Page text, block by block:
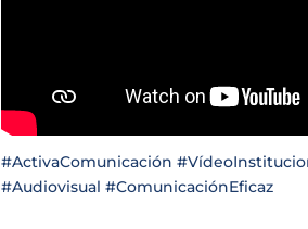
#ActivaComunicación
#Audiovisual #ComunicaciónEficaz